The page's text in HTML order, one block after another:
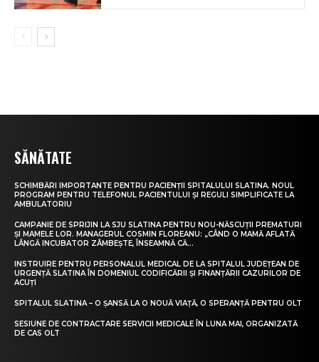
SĂNĂTATE
SCHIMBĂRI IMPORTANTE PENTRU PACIENȚII SPITALULUI SLATINA. NOUL
PROGRAM PENTRU TELEFONUL PACIENTULUI ȘI REGULI SIMPLIFICATE LA
AMBULATORIU
CAMPANIE DE SPRIJIN LA SJU SLATINA PENTRU NOU-NĂSCUȚII PREMATURI
ȘI MAMELE LOR. MANAGERUL COSMIN FLOREANU: „CÂND O MAMĂ AFLATĂ
LÂNGĂ INCUBATOR ZÂMBEȘTE, ÎNSEAMNĂ CĂ...
INSTRUIRE PENTRU PERSONALUL MEDICAL DE LA SPITALUL JUDEȚEAN DE
URGENȚĂ SLATINA ÎN DOMENIUL CODIFICĂRII ȘI FINANȚĂRII CAZURILOR DE
ACUȚI
SPITALUL SLATINA – O ȘANSĂ LA O NOUĂ VIAȚĂ, O SPERANȚĂ PENTRU OLT
SESIUNE DE CONTRACTARE SERVICII MEDICALE ÎN LUNA MAI, ORGANIZATĂ
DE CAS OLT